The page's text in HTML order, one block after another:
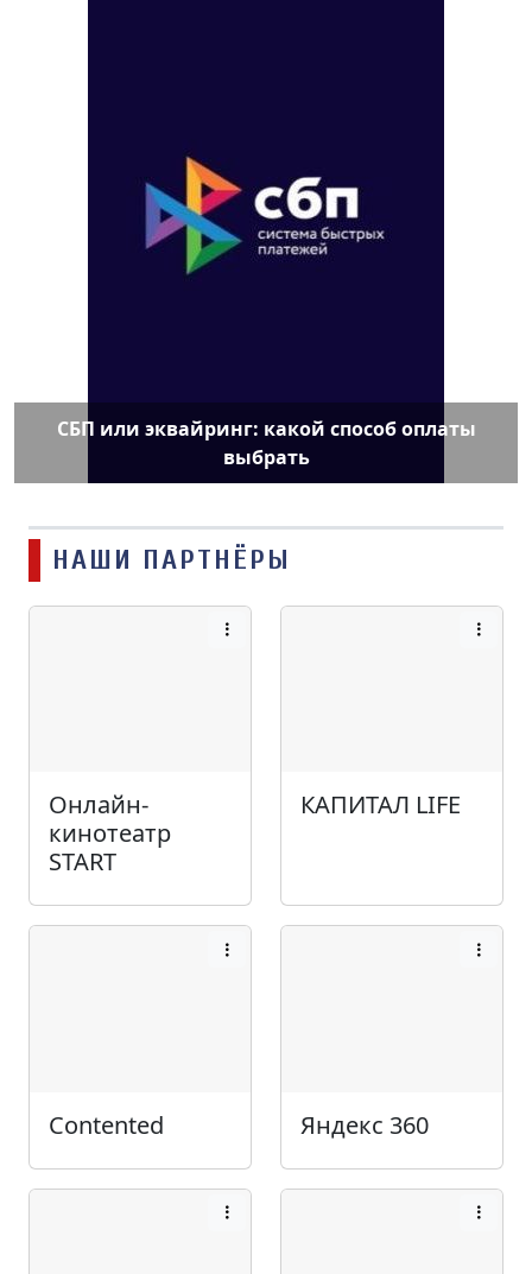
СБП или эквайринг: какой способ оплаты
выбрать
НАШИ ПАРТНЁРЫ
Онлайн-
кинотеатр
START
КАПИТАЛ LIFE
Contented Яндекс 360